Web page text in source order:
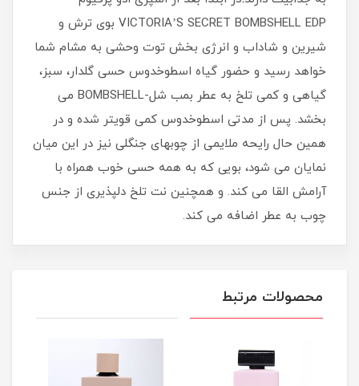
VICTORIA’S SECRET BOMBSHELL EDP بوی ترش و
شیرین و شاداب و انرژی بخش توت وحشی به مشام شما
خواهد رسید و حضور گیاه اسطوخدوس حسی گلدار، سبز،
گیاهی و کمی تلخ به عطر بمب شل-BOMBSHELL می
بخشد. پس از مدتی اسطوخدوس کمی قویتر شده و در
همین حال رایحه ملایمی از چوبهای جنگلی نیز در این میان
نمایان می شود، بویی که به همه حسی خوب همراه با
آرامش القا می کند. و همچنین نت تلخ دلپذیری از جنس
چوب به عطر اضافه می کند.
محصولات مرتبط